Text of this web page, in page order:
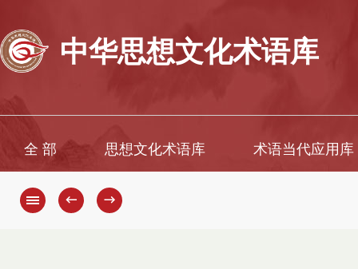
中华思想文化术语库
全 部 思想文化术语库 术语当代应用库
← →